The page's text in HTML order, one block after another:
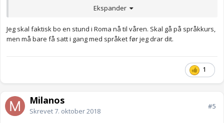
Ekspander
Jeg skal faktisk bo en stund i Roma nå til våren. Skal gå på språkkurs,
men må bare få satt i gang med språket før jeg drar dit.
1
Milanos
Skrevet7. oktober 2018
#5